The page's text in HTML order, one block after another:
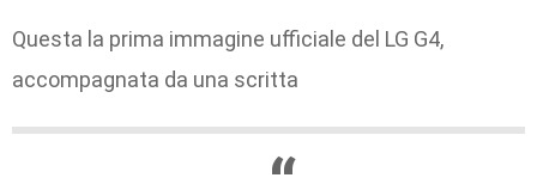
Questa la prima immagine ufficiale del LG G4,
accompagnata da una scritta